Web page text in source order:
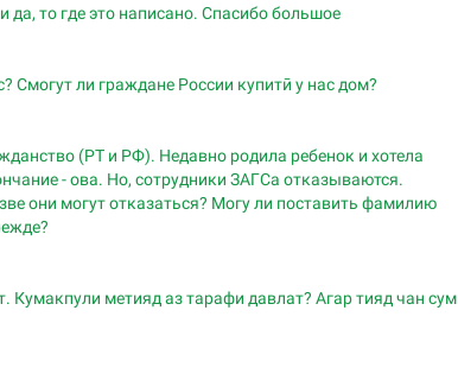
да, то где это написано. Спасибо большое
Смогут ли граждане России купитӣ у нас дом?
(РТ и РФ). Недавно родила ребенок и хотела
- ова. Но, сотрудники ЗАГСа отказываются.
они могут отказаться? Могу ли поставить фамилию
метияд аз тарафи давлат? Агар тияд чан сум